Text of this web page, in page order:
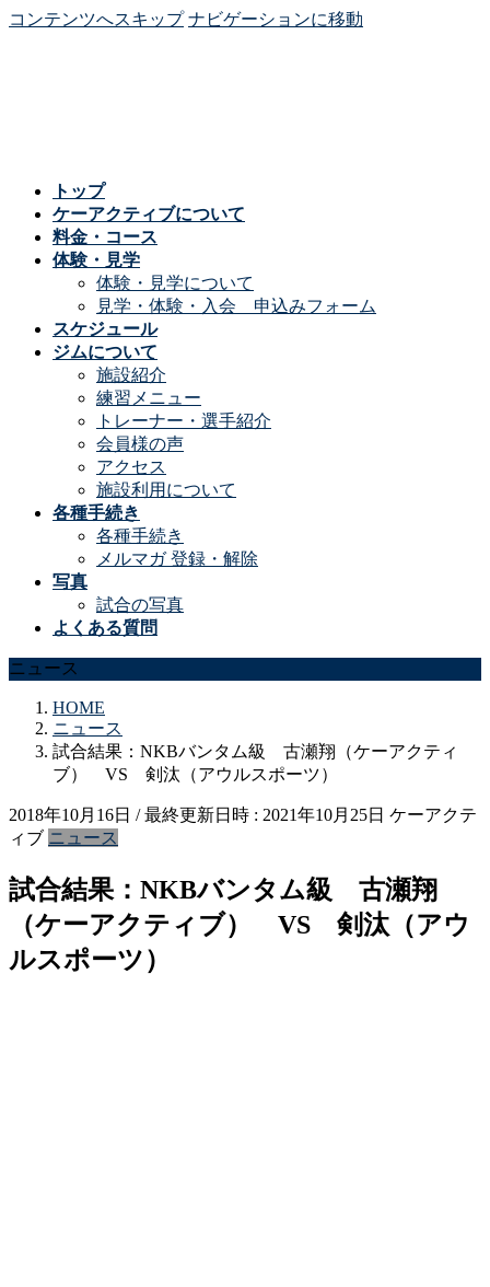
コンテンツへスキップ ナビゲーションに移動
トップ
ケーアクティブについて
料金・コース
体験・見学
体験・見学について
見学・体験・入会 申込みフォーム
スケジュール
ジムについて
施設紹介
練習メニュー
トレーナー・選手紹介
会員様の声
アクセス
施設利用について
各種手続き
各種手続き
メルマガ 登録・解除
写真
試合の写真
よくある質問
ニュース
HOME
ニュース
試合結果：NKBバンタム級 古瀬翔（ケーアクティ
ブ） VS 剣汰（アウルスポーツ）
2018年10月16日 / 最終更新日時 : 2021年10月25日 ケーアクテ
ィブ ニュース
試合結果：NKBバンタム級 古瀬翔
（ケーアクティブ） VS 剣汰（アウ
ルスポーツ）